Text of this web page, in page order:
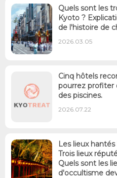
Quels sont les
Kyoto ?
de l'histoire de
2026.03.05
Cinq hôtels
pourrez profiter
des piscines.
2026.07.22
Les lieux
Trois lieux
Quels sont les
d'occultisme